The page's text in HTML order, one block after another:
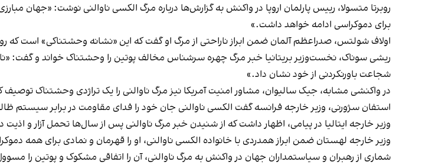
روبرتا متسولا، رییس پارلمان اروپا در واکنش به گزارش‌ها درباره مرگ الکسی ناوالنی نوشت: «جهان
برای دموکراسی ادامه خواهد داشت.»
اولاف شولتس، صدراعظم آلمان ضمن ابراز ناراحتی از مرگ او گفت که این «نشانه وحشتناکی» است
ریشی سوناک، نخست‌وزیر بریتانیا خبر مرگ چهره سرشناس مخالف پوتین را وحشتناک خواند و گفت:
شجاعت باورنکردنی از خود نشان داد.»
در واکنشی مشابه، جیک سالیوان، مشاور امنیت آمریکا نیز مرگ ناوالنی را یک تراژدی وحشتناک توصیف
استفان سژورنی، وزیر خارجه فرانسه گفت الکسی ناوالنی جان خود را فدای مقاومت در برابر سیستم
وزیر خارجه ایتالیا در پیامی، اظهار داشت که از شنیدن خبر مرگ ناوالنی پس از سال‌ها تحمل آزار و
وزیر خارجه لهستان ضمن ابراز همدردی با خانواده الکسی ناوالنی، او را قهرمان و نمادی برای همه
شماری از رهبران و سیاستمداران جهان در واکنش به مرگ ناوالنی، آن را اتفاقی مشکوک و پوتین را